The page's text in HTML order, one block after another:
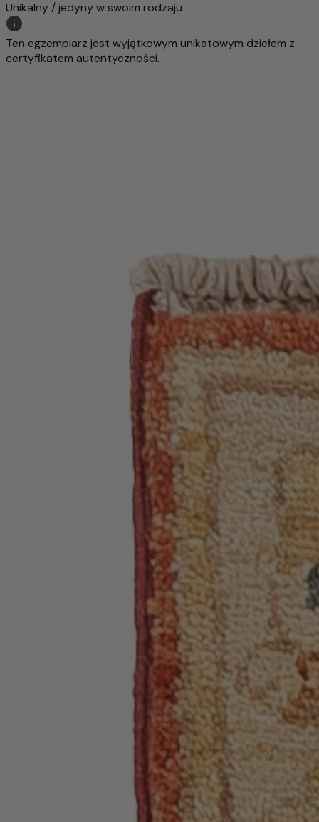
Unikalny / jedyny w swoim rodzaju
Ten egzemplarz jest wyjątkowym unikatowym dziełem z
certyfikatem autentyczności.